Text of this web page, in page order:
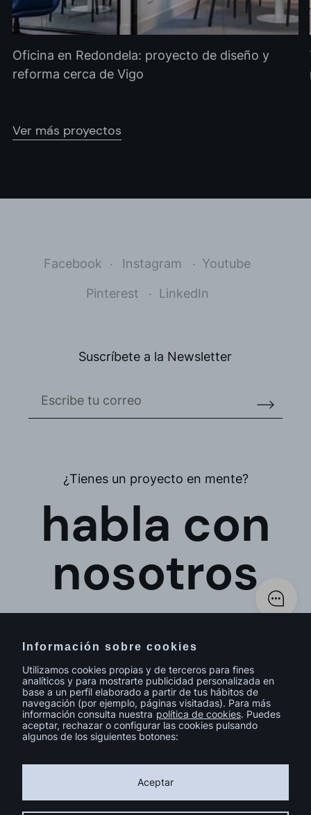
Oficina en Redondela: proyecto de diseño y
reforma cerca de Vigo
Ver más proyectos
Facebook Instagram Youtube
Pinterest LinkedIn
Suscríbete a la Newsletter
¿Tienes un proyecto en mente?
habla con
nosotros
Catálogo de Homologación 2024
Instalación fotovoltaica FEDER Galicia
Información sobre cookies
Utilizamos cookies propias y de terceros para fines
analíticos y para mostrarte publicidad personalizada en
base a un perfil elaborado a partir de tus hábitos de
navegación (por ejemplo, páginas visitadas). Para más
información consulta nuestra política de cookies. Puedes
aceptar, rechazar o configurar las cookies pulsando
algunos de los siguientes botones:
Aceptar